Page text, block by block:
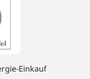
Einkauf